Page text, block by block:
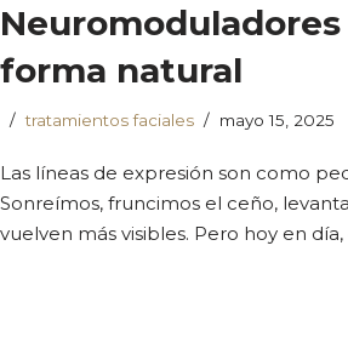
forma natural
tratamientos faciales mayo 15, 2025
Las líneas de expresión son como
Sonreímos, fruncimos el ceño,
vuelven más visibles. Pero hoy en